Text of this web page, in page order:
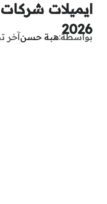
ايميلات
2026
بواسطةهبة حسنآخر